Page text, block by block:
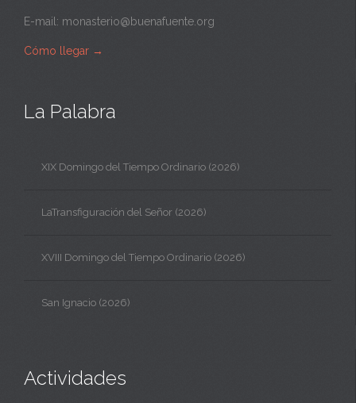
E-mail: monasterio@buenafuente.org
Cómo llegar →
La Palabra
XIX Domingo del Tiempo Ordinario (2026)
LaTransfiguración del Señor (2026)
XVIII Domingo del Tiempo Ordinario (2026)
San Ignacio (2026)
Actividades